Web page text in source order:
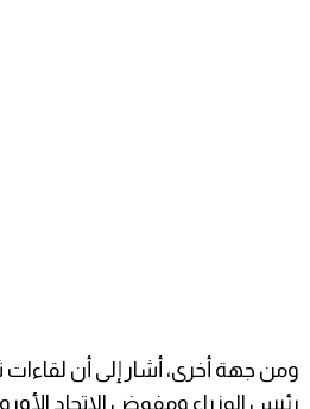
ومن جهة أخرى، أشار إلى أن
رئيس الوزراء ومفوض الاتحاد